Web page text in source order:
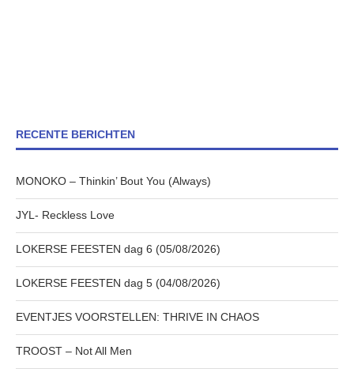
RECENTE BERICHTEN
MONOKO – Thinkin’ Bout You (Always)
JYL- Reckless Love
LOKERSE FEESTEN dag 6 (05/08/2026)
LOKERSE FEESTEN dag 5 (04/08/2026)
EVENTJES VOORSTELLEN: THRIVE IN CHAOS
TROOST – Not All Men